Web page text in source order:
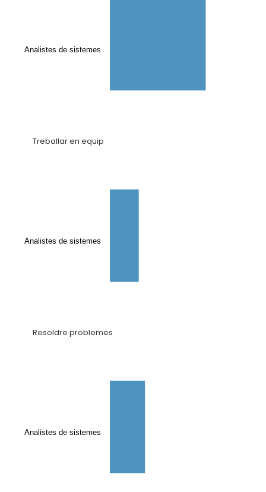
Analistes de sistemes
Treballar en equip
Analistes de sistemes
Resoldre problemes
Analistes de sistemes